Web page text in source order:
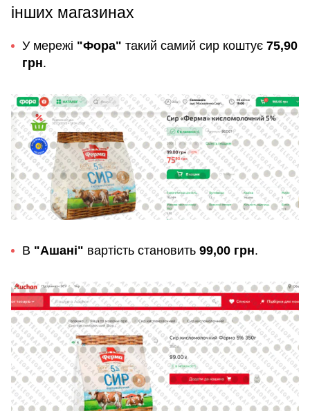
інших магазинах
У мережі "Фора" такий самий сир коштує 75,90
грн.
В "Ашані" вартість становить 99,00 грн.